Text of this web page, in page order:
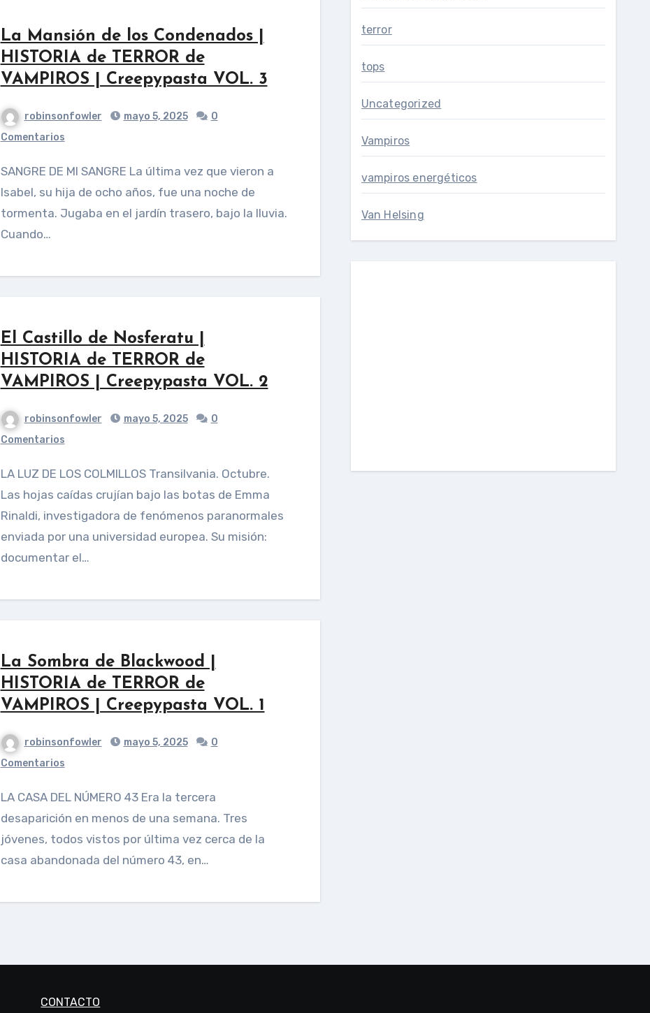
La Mansión de los Condenados |
HISTORIA de TERROR de
VAMPIROS | Creepypasta VOL. 3
robinsonfowler mayo 5, 2025
0
Comentarios
SANGRE DE MI SANGRE La última vez que vieron a
Isabel, su hija de ocho años, fue una noche de
tormenta. Jugaba en el jardín trasero, bajo la lluvia.
Cuando…
El Castillo de Nosferatu |
HISTORIA de TERROR de
VAMPIROS | Creepypasta VOL. 2
robinsonfowler mayo 5, 2025
0
Comentarios
LA LUZ DE LOS COLMILLOS Transilvania. Octubre.
Las hojas caídas crujían bajo las botas de Emma
Rinaldi, investigadora de fenómenos paranormales
enviada por una universidad europea. Su misión:
documentar el…
La Sombra de Blackwood |
HISTORIA de TERROR de
VAMPIROS | Creepypasta VOL. 1
robinsonfowler mayo 5, 2025
0
Comentarios
LA CASA DEL NÚMERO 43 Era la tercera
desaparición en menos de una semana. Tres
jóvenes, todos vistos por última vez cerca de la
casa abandonada del número 43, en…
terror
tops
Uncategorized
Vampiros
vampiros energéticos
Van Helsing
CONTACTO